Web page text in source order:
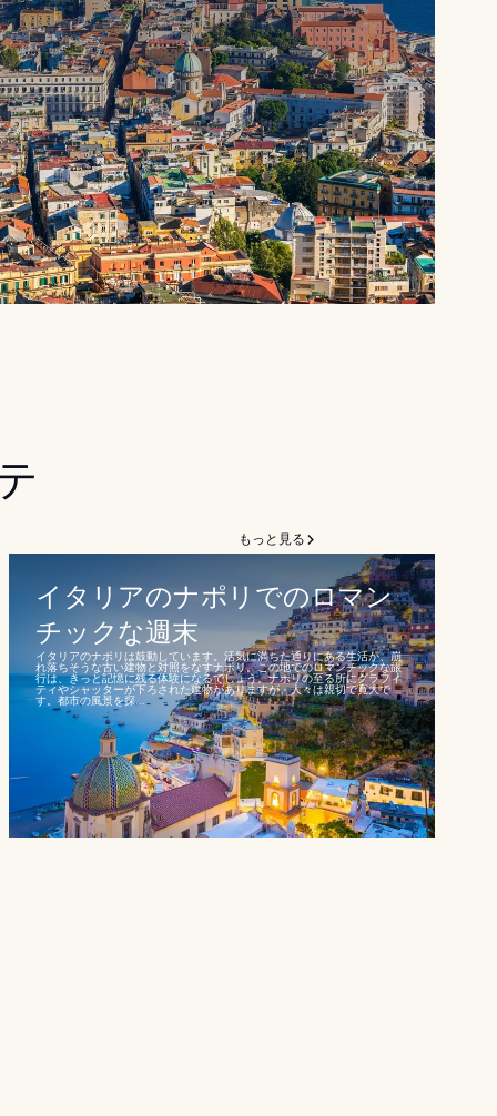
もっと見る
イタリアのナポリでのロマン
チックな週末
イタリアのナポリは鼓動しています。活気に満ちた通りにある生活が、崩
れ落ちそうな古い建物と対照をなすナポリ。この地でのロマンチックな旅
行は、きっと記憶に残る体験になるでしょう。ナポリの至る所にグラフィ
ティやシャッターが下ろされた建物がありますが、人々は親切で寛大で
す。都市の風景を探...